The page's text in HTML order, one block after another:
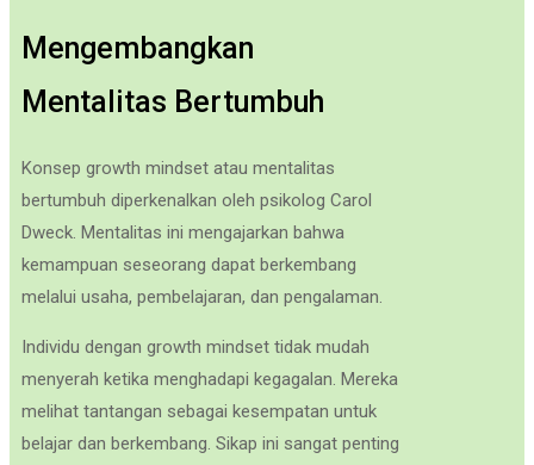
Mengembangkan
Mentalitas Bertumbuh
Konsep growth mindset atau mentalitas
bertumbuh diperkenalkan oleh psikolog Carol
Dweck. Mentalitas ini mengajarkan bahwa
kemampuan seseorang dapat berkembang
melalui usaha, pembelajaran, dan pengalaman.
Individu dengan growth mindset tidak mudah
menyerah ketika menghadapi kegagalan. Mereka
melihat tantangan sebagai kesempatan untuk
belajar dan berkembang. Sikap ini sangat penting